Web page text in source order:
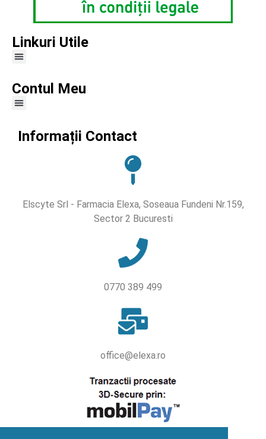
Linkuri Utile
Contul Meu
Informații Contact
Elscyte Srl - Farmacia Elexa, Soseaua Fundeni Nr.159,
Sector 2 Bucuresti
0770 389 499
office@elexa.ro